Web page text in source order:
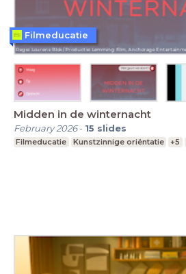
Midden in de winternacht
February 2026- 15 slides
Filmeducatie Kunstzinnige oriëntatie +5
Filmeducatie